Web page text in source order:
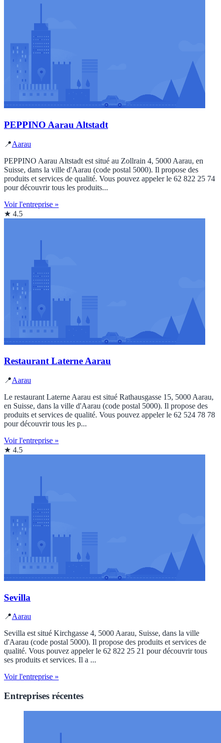
PEPPINO Aarau Altstadt
📍Aarau
PEPPINO Aarau Altstadt est situé au Zollrain 4, 5000 Aarau, en
Suisse, dans la ville d'Aarau (code postal 5000). Il propose des
produits et services de qualité. Vous pouvez appeler le 62 822 25 74
pour découvrir tous les produits...
Voir l'entreprise »
★ 4.5
Restaurant Laterne Aarau
📍Aarau
Le restaurant Laterne Aarau est situé Rathausgasse 15, 5000 Aarau,
en Suisse, dans la ville d'Aarau (code postal 5000). Il propose des
produits et services de qualité. Vous pouvez appeler le 62 524 78 78
pour découvrir tous les p...
Voir l'entreprise »
★ 4.5
Sevilla
📍Aarau
Sevilla est situé Kirchgasse 4, 5000 Aarau, Suisse, dans la ville
d'Aarau (code postal 5000). Il propose des produits et services de
qualité. Vous pouvez appeler le 62 822 25 21 pour découvrir tous
ses produits et services. Il a ...
Voir l'entreprise »
Entreprises récentes